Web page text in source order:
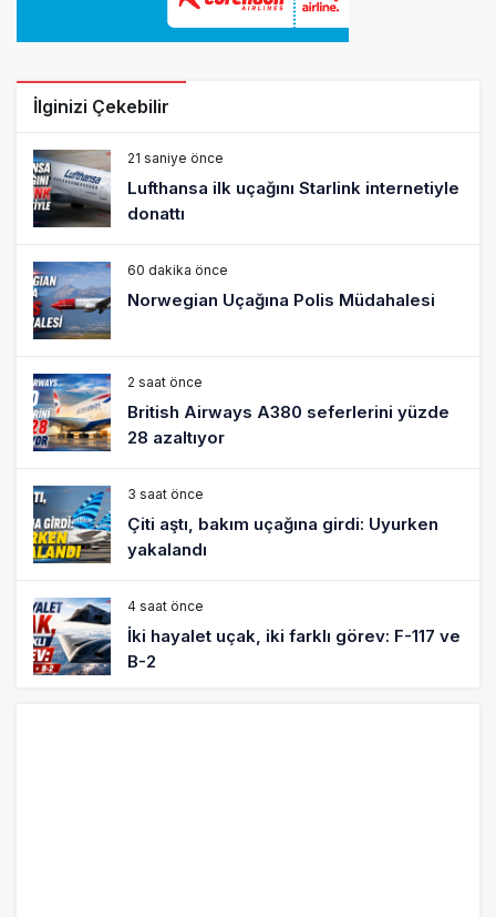
İlginizi Çekebilir
21 saniye önce
Lufthansa ilk uçağını Starlink internetiyle
donattı
60 dakika önce
Norwegian Uçağına Polis Müdahalesi
2 saat önce
British Airways A380 seferlerini yüzde
28 azaltıyor
3 saat önce
Çiti aştı, bakım uçağına girdi: Uyurken
yakalandı
4 saat önce
İki hayalet uçak, iki farklı görev: F-117 ve
B-2